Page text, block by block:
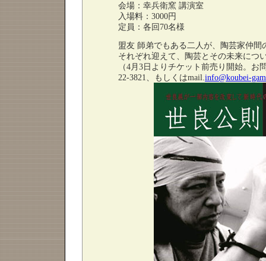
会場：幸兵衛窯 講演室
入場料：3000円
定員：各回70名様
盟友 師弟でもある二人が、陶芸家仲
それぞれ迎えて、陶芸とその未来につ
（4月3日よりチケット前売り開始。お
22-3821、もしくはmail. info@koubei-